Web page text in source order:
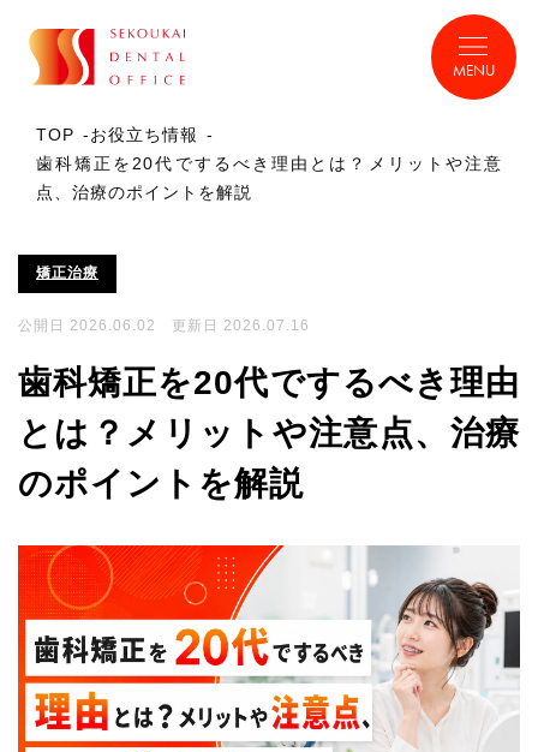
TOP
お役立ち情報
歯科矯正を20代でするべき理由とは？メリットや注意
点、治療のポイントを解説
矯正治療
公開日 2026.06.02 更新日 2026.07.16
歯科矯正を20代でするべき理由
とは？メリットや注意点、治療
のポイントを解説
MENU